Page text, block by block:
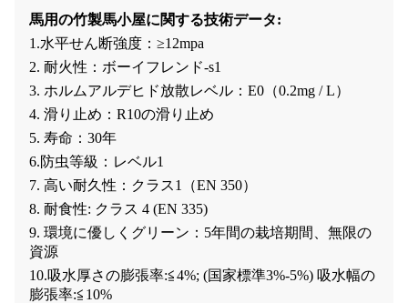
馬用の竹製馬小屋に関する技術データ:
1.水平せん断強度：≥12mpa
2. 耐火性：ボーイフレンド-s1
3. ホルムアルデヒド放散レベル：E0（0.2mg / L）
4. 滑り止め：R10の滑り止め
5. 寿命：30年
6.防虫等級：レベル1
7. 高い耐久性：クラス1（EN 350）
8. 耐食性: クラス 4 (EN 335)
9. 環境に優しくグリーン：5年間の栽培期間、無限の
資源
10.吸水厚さの膨張率:≦4%; (国家標準3%-5%) 吸水幅の
膨張率:≦10%